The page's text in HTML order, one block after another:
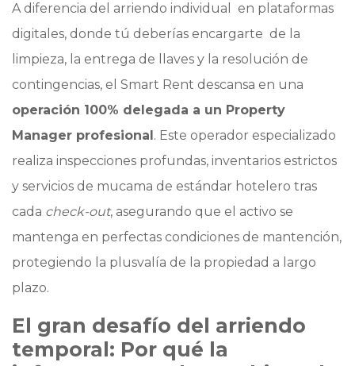
A diferencia del arriendo individual en plataformas
digitales, donde tú deberías encargarte de la
limpieza, la entrega de llaves y la resolución de
contingencias, el Smart Rent descansa en una
operación 100% delegada a un Property
Manager profesional. Este operador especializado
realiza inspecciones profundas, inventarios estrictos
y servicios de mucama de estándar hotelero tras
cada check-out, asegurando que el activo se
mantenga en perfectas condiciones de mantención,
protegiendo la plusvalía de la propiedad a largo
plazo.
El gran desafío del arriendo
temporal: Por qué la